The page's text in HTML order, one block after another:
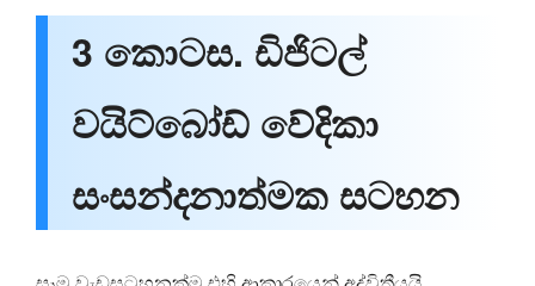
3 කොටස. ඩිජිටල්
වයිට්බෝඩ් වේදිකා
සංසන්දනාත්මක සටහන